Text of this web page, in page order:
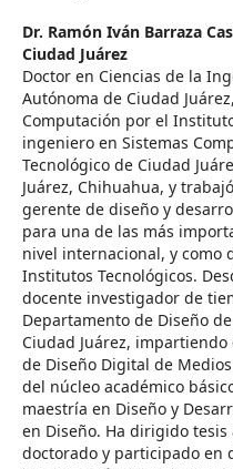
Dr. Ramón Iván Barraza
Ciudad Juárez
Doctor en Ciencias de la
Autónoma de Ciudad
Computación por el
ingeniero en Sistemas
Tecnológico de Ciudad
Juárez, Chihuahua, y
gerente de diseño y
para una de las más
nivel internacional, y como
Institutos Tecnológicos.
docente investigador de
Departamento de Diseño
Ciudad Juárez,
de Diseño Digital de
del núcleo académico
maestría en Diseño y
en Diseño. Ha dirigido
doctorado y participado en